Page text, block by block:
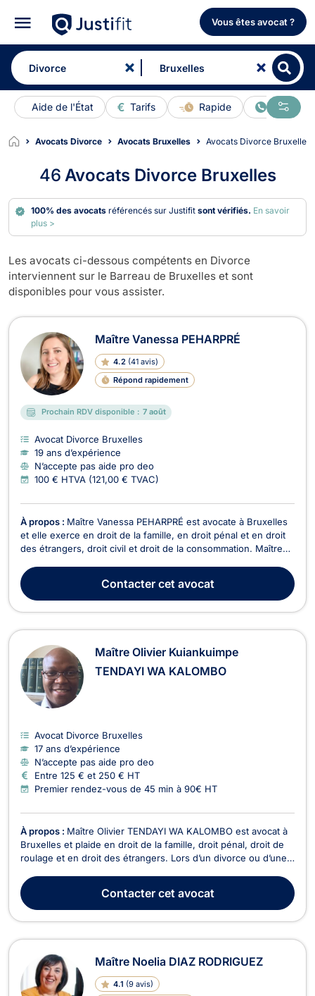
Vous êtes avocat ?
Aide de l'État Tarifs Rapide En ligne
Avocats Divorce Avocats Bruxelles Avocats Divorce Bruxelles
46 Avocats Divorce Bruxelles
100% des avocats référencés sur Justifitsont vérifiés. En savoir
plus >
Les avocats ci-dessous compétents en Divorce
interviennent sur le Barreau de Bruxelles et sont
disponibles pour vous assister.
Avocats en Divorce à Bruxelles
Maître Vanessa PEHARPRÉ
4.2 (41 avis)
Répond rapidement
Prochain RDV disponible : 7 août
Avocat Divorce Bruxelles
19 ans d’expérience
N’accepte pas aide pro deo
100 € HTVA (121,00 € TVAC)
À propos : Maître Vanessa PEHARPRÉ est avocate à Bruxelles
et elle exerce en droit de la famille, en droit pénal et en droit
des étrangers, droit civil et droit de la consommation. Maître
famille, notamment pour les dossiers portant sur la séparation,
le divorce, la liquidation du...
Contactercet avocat
Maître Olivier Kuiankuimpe
TENDAYI WA KALOMBO
Avocat Divorce Bruxelles
17 ans d’expérience
N’accepte pas aide pro deo
Entre 125 € et 250 € HT
Premier rendez-vous de 45 min à 90€ HT
À propos : Maître Olivier TENDAYI WA KALOMBO est avocat à
Bruxelles et plaide en droit de la famille, droit pénal, droit de
roulage et en droit des étrangers. Lors d’un divorce ou d’une
aide à définir les conséquences qui en découlent telles que la
pension alimentaire, la s...
Contactercet avocat
Maître Noelia DIAZ RODRIGUEZ
4.1 (9 avis)